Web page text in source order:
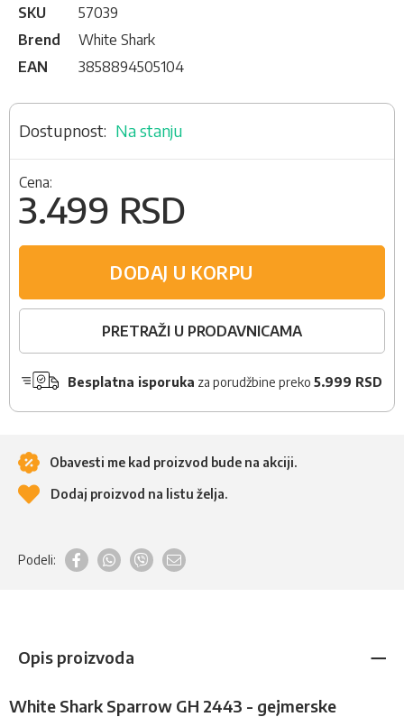
SKU
57039
Brend
White Shark
EAN
3858894505104
Na stanju
Cena:
3.499 RSD
DODAJ U KORPU
PRETRAŽI U PRODAVNICAMA
Besplatna isporuka za porudžbine preko 5.999 RSD
Obavesti me kad proizvod bude na akciji.
Dodaj proizvod na listu želja.
Podeli:
Opis proizvoda
White Shark Sparrow GH 2443 - gejmerske